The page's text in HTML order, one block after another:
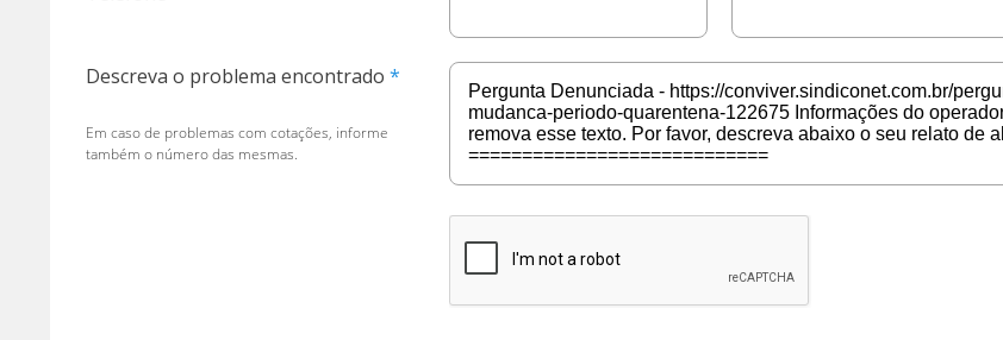
Descreva o problema encontrado
Em caso de problemas com cotações, informe
também o número das mesmas.